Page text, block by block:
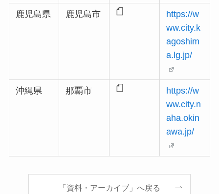
鹿児島県 鹿児島市
https://w
ww.city.k
agoshim
a.lg.jp/
沖縄県 那覇市
https://w
ww.city.n
aha.okin
awa.jp/
「資料・アーカイブ」へ戻る